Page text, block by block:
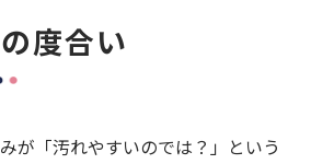
度合い
が「汚れやすいのでは？」という